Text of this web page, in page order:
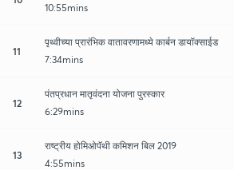
10:55mins
11
पृथ्वीच्या प्रारंभिक वातावरणामध्ये कार्बन डायॉक्साईड
7:34mins
12
पंतप्रधान मातृवंदना योजना पुरस्कार
6:29mins
13
राष्ट्रीय होमिओपॅथी कमिशन बिल 2019
4:55mins